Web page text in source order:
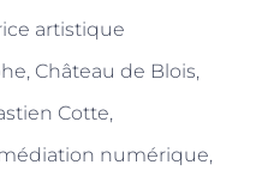
artistique
Château de Blois,
Cotte,
numérique,